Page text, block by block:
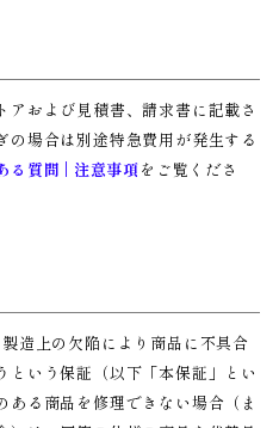
アおよび見積書、請求書に記載さ
の場合は別途特急費用が発生する
る質問 | 注意事項をご覧くださ
造上の欠陥により商品に不具合
という保証（以下「本保証」とい
ある商品を修理できない場合（ま